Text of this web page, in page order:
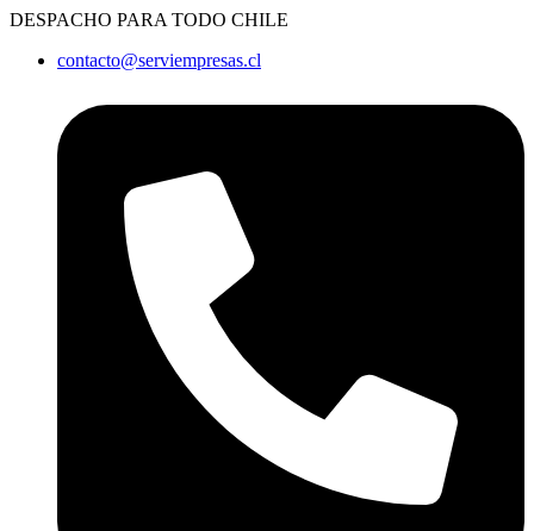
Ir
contenido
DESPACHO PARA TODO CHILE
contacto@serviempresas.cl